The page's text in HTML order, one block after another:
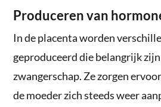
Produceren van
In de placenta worden
geproduceerd die belangrijk
zwangerschap. Ze zorgen
de moeder zich steeds weer